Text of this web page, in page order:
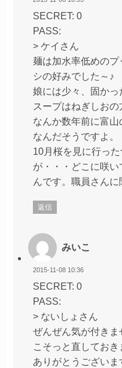
SECRET: 0
PASS:
> ケイさん
麺は加水率低めの
シの好みでした～♪
娘には少々、固かっ
スープはねぎしお
なんか数年前に富
なんだそうですよ。
10月桜を見に行っ
が・・・どこに咲
んです。職員さんに
返信
みいこ
2015-11-08 10:36
SECRET: 0
PASS:
> ないしょさん
ぜんぜん気が付きま
こそっと直しておき
ありがとうございま